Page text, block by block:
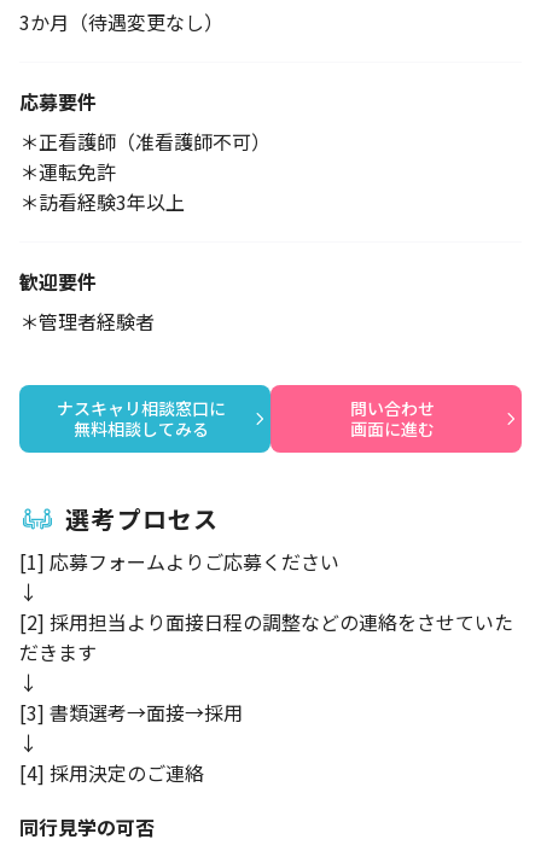
3か月（待遇変更なし）
応募要件
＊正看護師（准看護師不可）
＊運転免許
＊訪看経験3年以上
歓迎要件
＊管理者経験者
ナスキャリ相談窓口に
無料相談してみる
問い合わせ
画面に進む
選考プロセス
[1] 応募フォームよりご応募ください
↓
[2] 採用担当より面接日程の調整などの連絡をさせていた
だきます
↓
[3] 書類選考→面接→採用
↓
[4] 採用決定のご連絡
同行見学の可否